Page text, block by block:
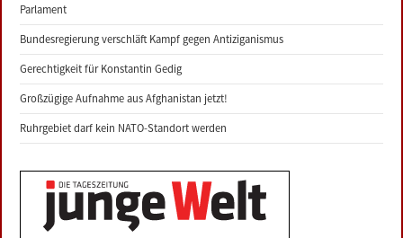
Parlament
Bundesregierung verschläft Kampf gegen Antiziganismus
Gerechtigkeit für Konstantin Gedig
Großzügige Aufnahme aus Afghanistan jetzt!
Ruhrgebiet darf kein NATO-Standort werden